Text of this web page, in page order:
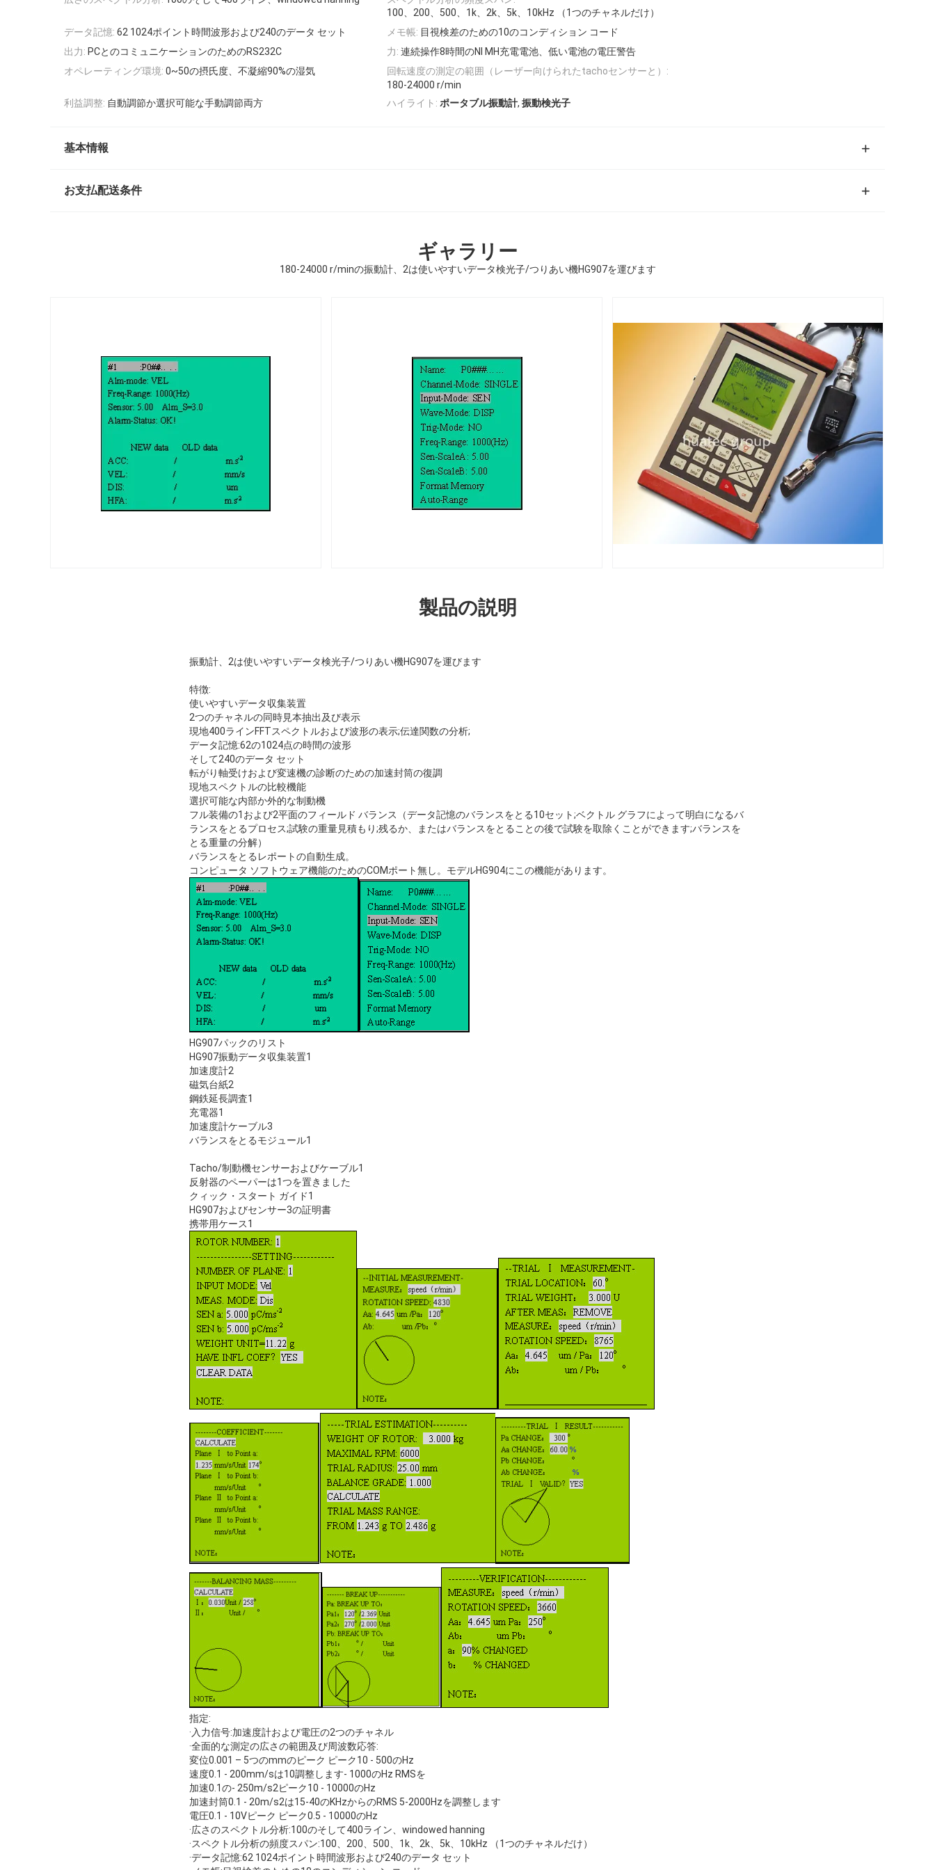
100、200、500、1k、2k、5k、10kHz （1つのチャネルだけ）
データ記憶: 62 1024ポイント時間波形および240のデータ セット メモ帳: 目視検差のための10のコンディション コード
出力: PCとのコミュニケーションのためのRS232C 力: 連続操作8時間のNI MH充電電池、低い電池の電圧警告
オペレーティング環境: 0~50の摂氏度、不凝縮90%の湿気
回転速度の測定の範囲（レーザー向けられたtachoセンサーと）:
180-24000 r/min
利益調整: 自動調節か選択可能な手動調節両方 ハイライト: ポータブル振動計, 振動検光子
基本情報
お支払配送条件
ギャラリー
180-24000 r/minの振動計、2は使いやすいデータ検光子/つりあい機HG907を運びます
製品の説明
振動計、2は使いやすいデータ検光子/つりあい機HG907を運びます
特徴:
使いやすいデータ収集装置
2つのチャネルの同時見本抽出及び表示
現地400ラインFFTスペクトルおよび波形の表示;伝達関数の分析;
データ記憶:62の1024点の時間の波形
そして240のデータ セット
転がり軸受けおよび変速機の診断のための加速封筒の復調
現地スペクトルの比較機能
選択可能な内部か外的な制動機
フル装備の1および2平面のフィールド バランス（データ記憶のバランスをとる10セット;ベクトル グラフによって明白になるバ
ランスをとるプロセス;試験の重量見積もり;残るか、またはバランスをとることの後で試験を取除くことができます;バランスを
とる重量の分解）
バランスをとるレポートの自動生成。
コンピュータ ソフトウェア機能のためのCOMポート無し。モデルHG904にこの機能があります。
HG907パックのリスト
HG907振動データ収集装置1
加速度計2
磁気台紙2
鋼鉄延長調査1
充電器1
加速度計ケーブル3
バランスをとるモジュール1
Tacho/制動機センサーおよびケーブル1
反射器のペーパーは1つを置きました
クィック・スタート ガイド1
HG907およびセンサー3の証明書
携帯用ケース1
指定:
·入力信号:加速度計および電圧の2つのチャネル
·全面的な測定の広さの範囲及び周波数応答:
変位0.001 – 5つのmmのピーク ピーク10 - 500のHz
速度0.1 - 200mm/sは10調整します- 1000のHz RMSを
加速0.1の- 250m/s2ピーク10 - 10000のHz
加速封筒0.1 - 20m/s2は15-40のKHzからのRMS 5-2000Hzを調整します
電圧0.1 - 10Vピーク ピーク0.5 - 10000のHz
·広さのスペクトル分析:100のそして400ライン、windowed hanning
·スペクトル分析の頻度スパン:100、200、500、1k、2k、5k、10kHz （1つのチャネルだけ）
·データ記憶:62 1024ポイント時間波形および240のデータ セット